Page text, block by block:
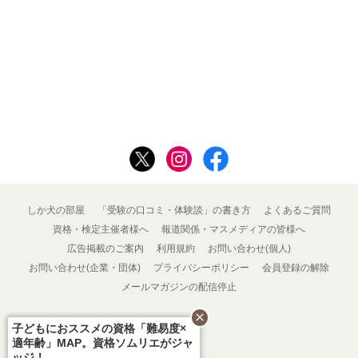
しか犬の部屋 「受験の口コミ・体験談」の書き方
よくあるご質問
資格・検定主催者様へ
報道関係・マスメディアの皆様へ
広告掲載のご案内
利用規約
お問い合わせ(個人)
お問い合わせ(企業・団体)
プライバシーポリシー
会員登録の解除
メールマガジンの配信停止
子どもにおススメの資格「難易度×
適年齢」MAP。資格ソムリエがジャ
close